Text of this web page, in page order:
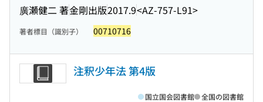
廣瀬健二 著金剛出版2017.9<AZ-757-L91>
著者標目（識別子） 00710716
注釈少年法 第4版
国立国会図書館 全国の図書館